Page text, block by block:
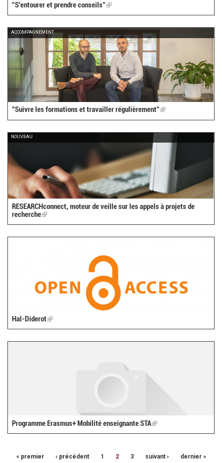
"S'entourer et prendre conseils"(link
is
ACCOMPAGNEMENT
"Suivre les formations et travailler régulièrement"(link
NOUVEAU
RESEARCHconnect, moteur de veille sur les appels à projets de
recherche(link
is
Hal-Diderot(link
is
Programme Erasmus+ Mobilité enseignante STA(link
« premier ‹ précédent 1 2 3 suivant › dernier »